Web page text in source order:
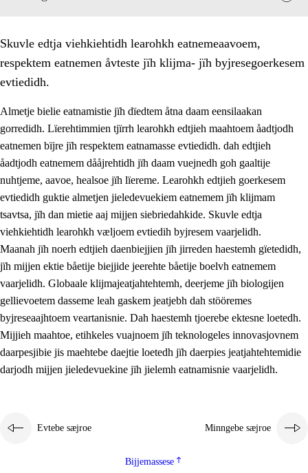
1. Lïerehtimmien aarvoevåarome
1.1 Almetjeaarvoe
1.2 Identiteete jïh kulturellen gellievoete
1.3 Laejhtehks ussjedimmie jïh etihkeles vuajnoe
1.4
Skaepiedimmievoeteaavoe, eadtjohkevoete jïh
goerehtimmievæljoe
Eatnemem krööhkestidh jïh byjresegoerkesevoete
1.6 Demokratije jïh meatanårrome
Skuvle edtja viehkiehtidh learohkh eatnemeaavoem,
respektem eatnemen åvteste jïh klijma- jïh byjresegoerkesem
evtiedidh.
Almetje bielie eatnamistie jïh dïedtem åtna daam eensilaakan
gorredidh. Lïerehtimmien tjïrrh learohkh edtjieh maahtoem åadtjodh
eatnemen bïjre jïh respektem eatnamasse evtiedidh. dah edtjieh
åadtjodh eatnemem dååjrehtidh jïh daam vuejnedh goh gaaltije
nuhtjeme, aavoe, healsoe jïh lïereme. Learohkh edtjieh goerkesem
evtiedidh guktie almetjen jieledevuekiem eatnemem jïh klijmam
tsavtsa, jïh dan mietie aaj mijjen siebriedahkide. Skuvle edtja
viehkiehtidh learohkh væljoem evtiedih byjresem vaarjelidh.
Maanah jïh noerh edtjieh daenbiejjien jïh jirreden haestemh gïetedidh,
jïh mijjen ektie båetije biejjide jeerehte båetije boelvh eatnemem
vaarjelidh. Globaale klijmajeatjahtehtemh, deerjeme jïh biologijen
gellievoetem dasseme leah gaskem jeatjebh dah stööremes
byjreseaajhtoem veartanisnie. Dah haestemh tjoerebe ektesne loetedh.
Mijjieh maahtoe, etihkeles vuajnoem jïh teknologeles innovasjovnem
daarpesjibie jis maehtebe daejtie loetedh jïh daerpies jeatjahtehtemidie
darjodh mijjen jieledevuekine jïh jielemh eatnamisnie vaarjelidh.
Evtebe sæjroe Minngebe sæjroe
Bijjemassese